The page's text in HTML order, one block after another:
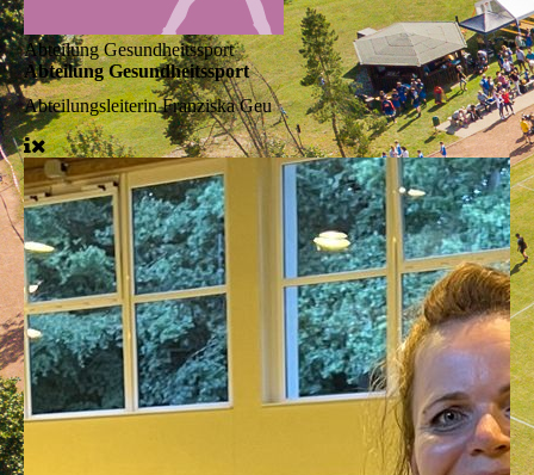
Abteilung Gesundheitssport
Abteilung Gesundheitssport
AbteilungsleiterinFranziska Geu